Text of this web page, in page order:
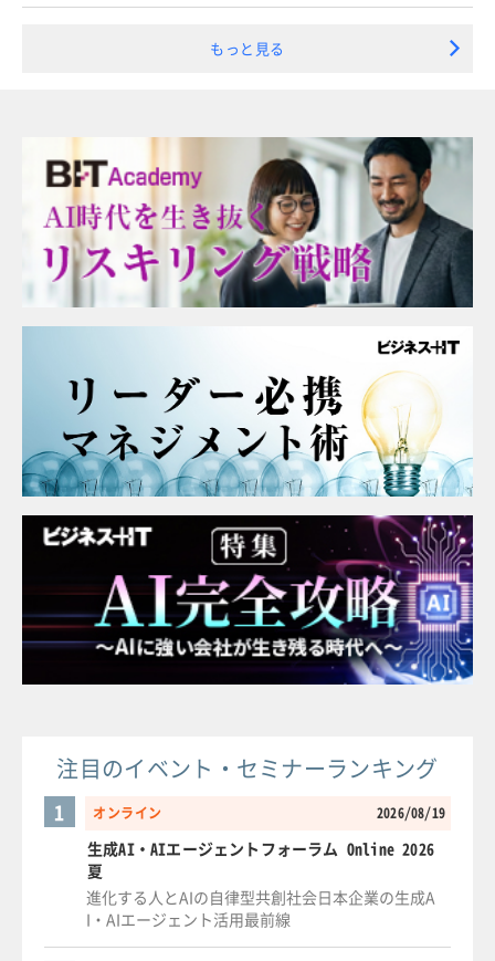
もっと見る
注目のイベント・セミナーランキング
オンライン 2026/08/19
1
生成AI・AIエージェントフォーラム Online 2026
夏
進化する人とAIの自律型共創社会日本企業の生成A
I・AIエージェント活用最前線